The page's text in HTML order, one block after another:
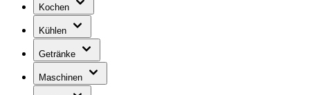
Kochen
Kühlen
Getränke
Maschinen